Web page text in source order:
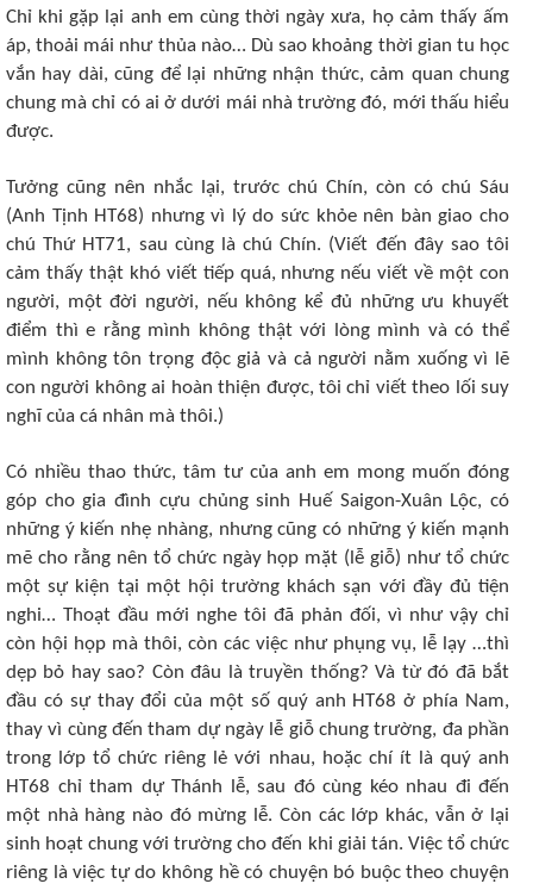
Chỉ khi gặp lại anh em cùng thời ngày xưa, họ cảm thấy ấm
áp, thoải mái như thủa nào… Dù sao khoảng thời gian tu học
vắn hay dài, cũng để lại những nhận thức, cảm quan chung
chung mà chỉ có ai ở dưới mái nhà trường đó, mới thấu hiểu
được.
Tưởng cũng nên nhắc lại, trước chú Chín, còn có chú Sáu
(Anh Tịnh HT68) nhưng vì lý do sức khỏe nên bàn giao cho
chú Thứ HT71, sau cùng là chú Chín. (Viết đến đây sao tôi
cảm thấy thật khó viết tiếp quá, nhưng nếu viết về một con
người, một đời người, nếu không kể đủ những ưu khuyết
điểm thì e rằng mình không thật với lòng mình và có thể
mình không tôn trọng độc giả và cả người nằm xuống vì lẽ
con người không ai hoàn thiện được, tôi chỉ viết theo lối suy
nghĩ của cá nhân mà thôi.)
Có nhiều thao thức, tâm tư của anh em mong muốn đóng
góp cho gia đình cựu chủng sinh Huế Saigon-Xuân Lộc, có
những ý kiến nhẹ nhàng, nhưng cũng có những ý kiến mạnh
mẽ cho rằng nên tổ chức ngày họp mặt (lễ giỗ) như tổ chức
một sự kiện tại một hội trường khách sạn với đầy đủ tiện
nghi… Thoạt đầu mới nghe tôi đã phản đối, vì như vậy chỉ
còn hội họp mà thôi, còn các việc như phụng vụ, lễ lạy …thì
dẹp bỏ hay sao? Còn đâu là truyền thống? Và từ đó đã bắt
đầu có sự thay đổi của một số quý anh HT68 ở phía Nam,
thay vì cùng đến tham dự ngày lễ giỗ chung trường, đa phần
trong lớp tổ chức riêng lẻ với nhau, hoặc chí ít là quý anh
HT68 chỉ tham dự Thánh lễ, sau đó cùng kéo nhau đi đến
một nhà hàng nào đó mừng lễ. Còn các lớp khác, vẫn ở lại
sinh hoạt chung với trường cho đến khi giải tán. Việc tổ chức
riêng là việc tự do không hề có chuyện bó buộc theo chuyện